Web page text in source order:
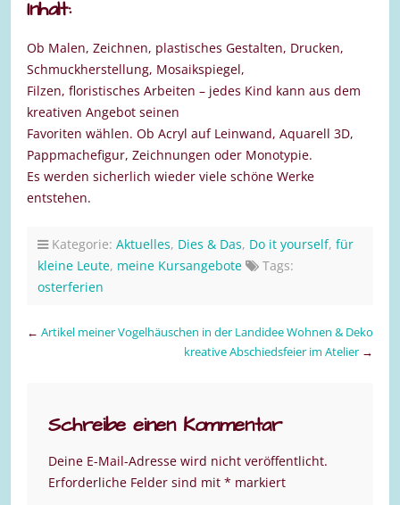
Inhalt:
Ob Malen, Zeichnen, plastisches Gestalten, Drucken,
Schmuckherstellung, Mosaikspiegel,
Filzen, floristisches Arbeiten – jedes Kind kann aus dem
kreativen Angebot seinen
Favoriten wählen. Ob Acryl auf Leinwand, Aquarell 3D,
Pappmachefigur, Zeichnungen oder Monotypie.
Es werden sicherlich wieder viele schöne Werke
entstehen.
Kategorie: Aktuelles, Dies & Das, Do it yourself, für
kleine Leute, meine Kursangebote
Tags:
osterferien
← Artikel meiner Vogelhäuschen in der Landidee Wohnen & Deko
kreative Abschiedsfeier im Atelier →
Schreibe einen Kommentar
Deine E-Mail-Adresse wird nicht veröffentlicht.
Erforderliche Felder sind mit * markiert